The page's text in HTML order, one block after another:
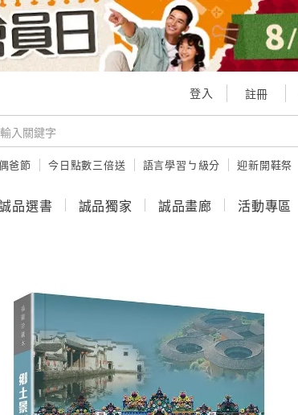
登入 註冊
爸節 今日點數三倍送 語言學習ㄅ級分 迎新開鞋祭
品選書 誠品獨家 誠品畫廊 活動專區